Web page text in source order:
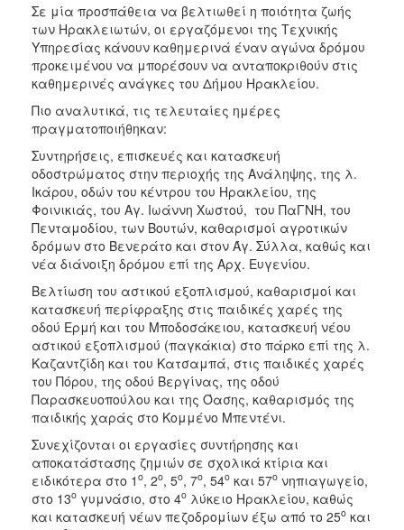
2013
2012
2011
2010
2006
ΤΟΠΟΣ
ΠΟΛΙΤΙΣΜΟΣ
ΑΝΘΕΚΤΙΚΗ
ΠΟΛΗ
Σε μία προσπάθεια να βελτιωθεί η ποιότητα ζωής
των Ηρακλειωτών, οι εργαζόμενοι της Τεχνικής
Υπηρεσίας κάνουν καθημερινά έναν αγώνα δρόμου
προκειμένου να μπορέσουν να ανταποκριθούν στις
καθημερινές ανάγκες του Δήμου Ηρακλείου.
Πιο αναλυτικά, τις τελευταίες ημέρες
πραγματοποιήθηκαν:
Συντηρήσεις, επισκευές και κατασκευή
οδοστρώματος στην περιοχής της Ανάληψης, της λ.
Ικάρου, οδών του κέντρου του Ηρακλείου, της
Φοινικιάς, του Αγ. Ιωάννη Χωστού, του ΠαΓΝΗ, του
Πενταμοδίου, των Βουτών, καθαρισμοί αγροτικών
δρόμων στο Βενεράτο και στον Άγ. Σύλλα, καθώς και
νέα διάνοιξη δρόμου επί της Αρχ. Ευγενίου.
Βελτίωση του αστικού εξοπλισμού, καθαρισμοί και
κατασκευή περίφραξης στις παιδικές χαρές της
οδού Ερμή και του Μποδοσάκειου, κατασκευή νέου
αστικού εξοπλισμού (παγκάκια) στο πάρκο επί της λ.
Καζαντζίδη και του Κατσαμπά, στις παιδικές χαρές
του Πόρου, της οδού Βεργίνας, της οδού
Παρασκευοπούλου και της Όασης, καθαρισμός της
παιδικής χαράς στο Κομμένο Μπεντένι.
Συνεχίζονται οι εργασίες συντήρησης και
αποκατάστασης ζημιών σε σχολικά κτίρια και
ειδικότερα στο 1 ο, 2ο, 5ο, 7ο, 54ο και 57ο νηπιαγωγείο,
στο 13ο γυμνάσιο, στο 4ο λύκειο Ηρακλείου, καθώς
και κατασκευή νέων πεζοδρομίων έξω από το 25ο και